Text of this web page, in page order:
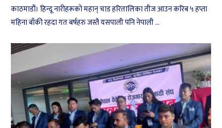
काठमाडौं। हिन्दू नारीहरूको महान् चाड हरितालिका तीज आउन करिब ५ हप्ता
महिना बाँकी रहदा गत बर्षहरु जस्तै यसपाली पनि नेपाली ...